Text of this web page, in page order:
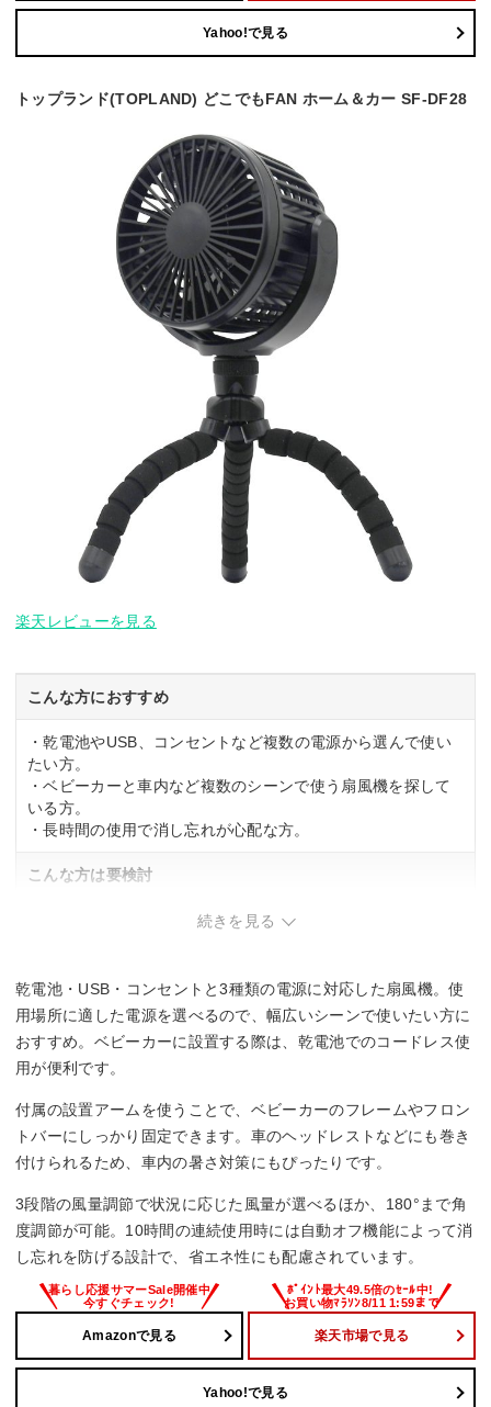
Yahoo!で見る
トップランド(TOPLAND) どこでもFAN ホーム＆カー SF-DF28
楽天レビューを見る
こんな方におすすめ
・乾電池やUSB、コンセントなど複数の電源から選んで使い
たい方。
・ベビーカーと車内など複数のシーンで使う扇風機を探して
いる方。
・長時間の使用で消し忘れが心配な方。
こんな方は要検討
・ベビーカーへの取り付けのみで使う予定の方。
続きを見る
乾電池・USB・コンセントと3種類の電源に対応した扇風機。使
用場所に適した電源を選べるので、幅広いシーンで使いたい方に
おすすめ。ベビーカーに設置する際は、乾電池でのコードレス使
用が便利です。
付属の設置アームを使うことで、ベビーカーのフレームやフロン
トバーにしっかり固定できます。車のヘッドレストなどにも巻き
付けられるため、車内の暑さ対策にもぴったりです。
3段階の風量調節で状況に応じた風量が選べるほか、180°まで角
度調節が可能。10時間の連続使用時には自動オフ機能によって消
し忘れを防げる設計で、省エネ性にも配慮されています。
Amazonで見る 楽天市場で見る
Yahoo!で見る